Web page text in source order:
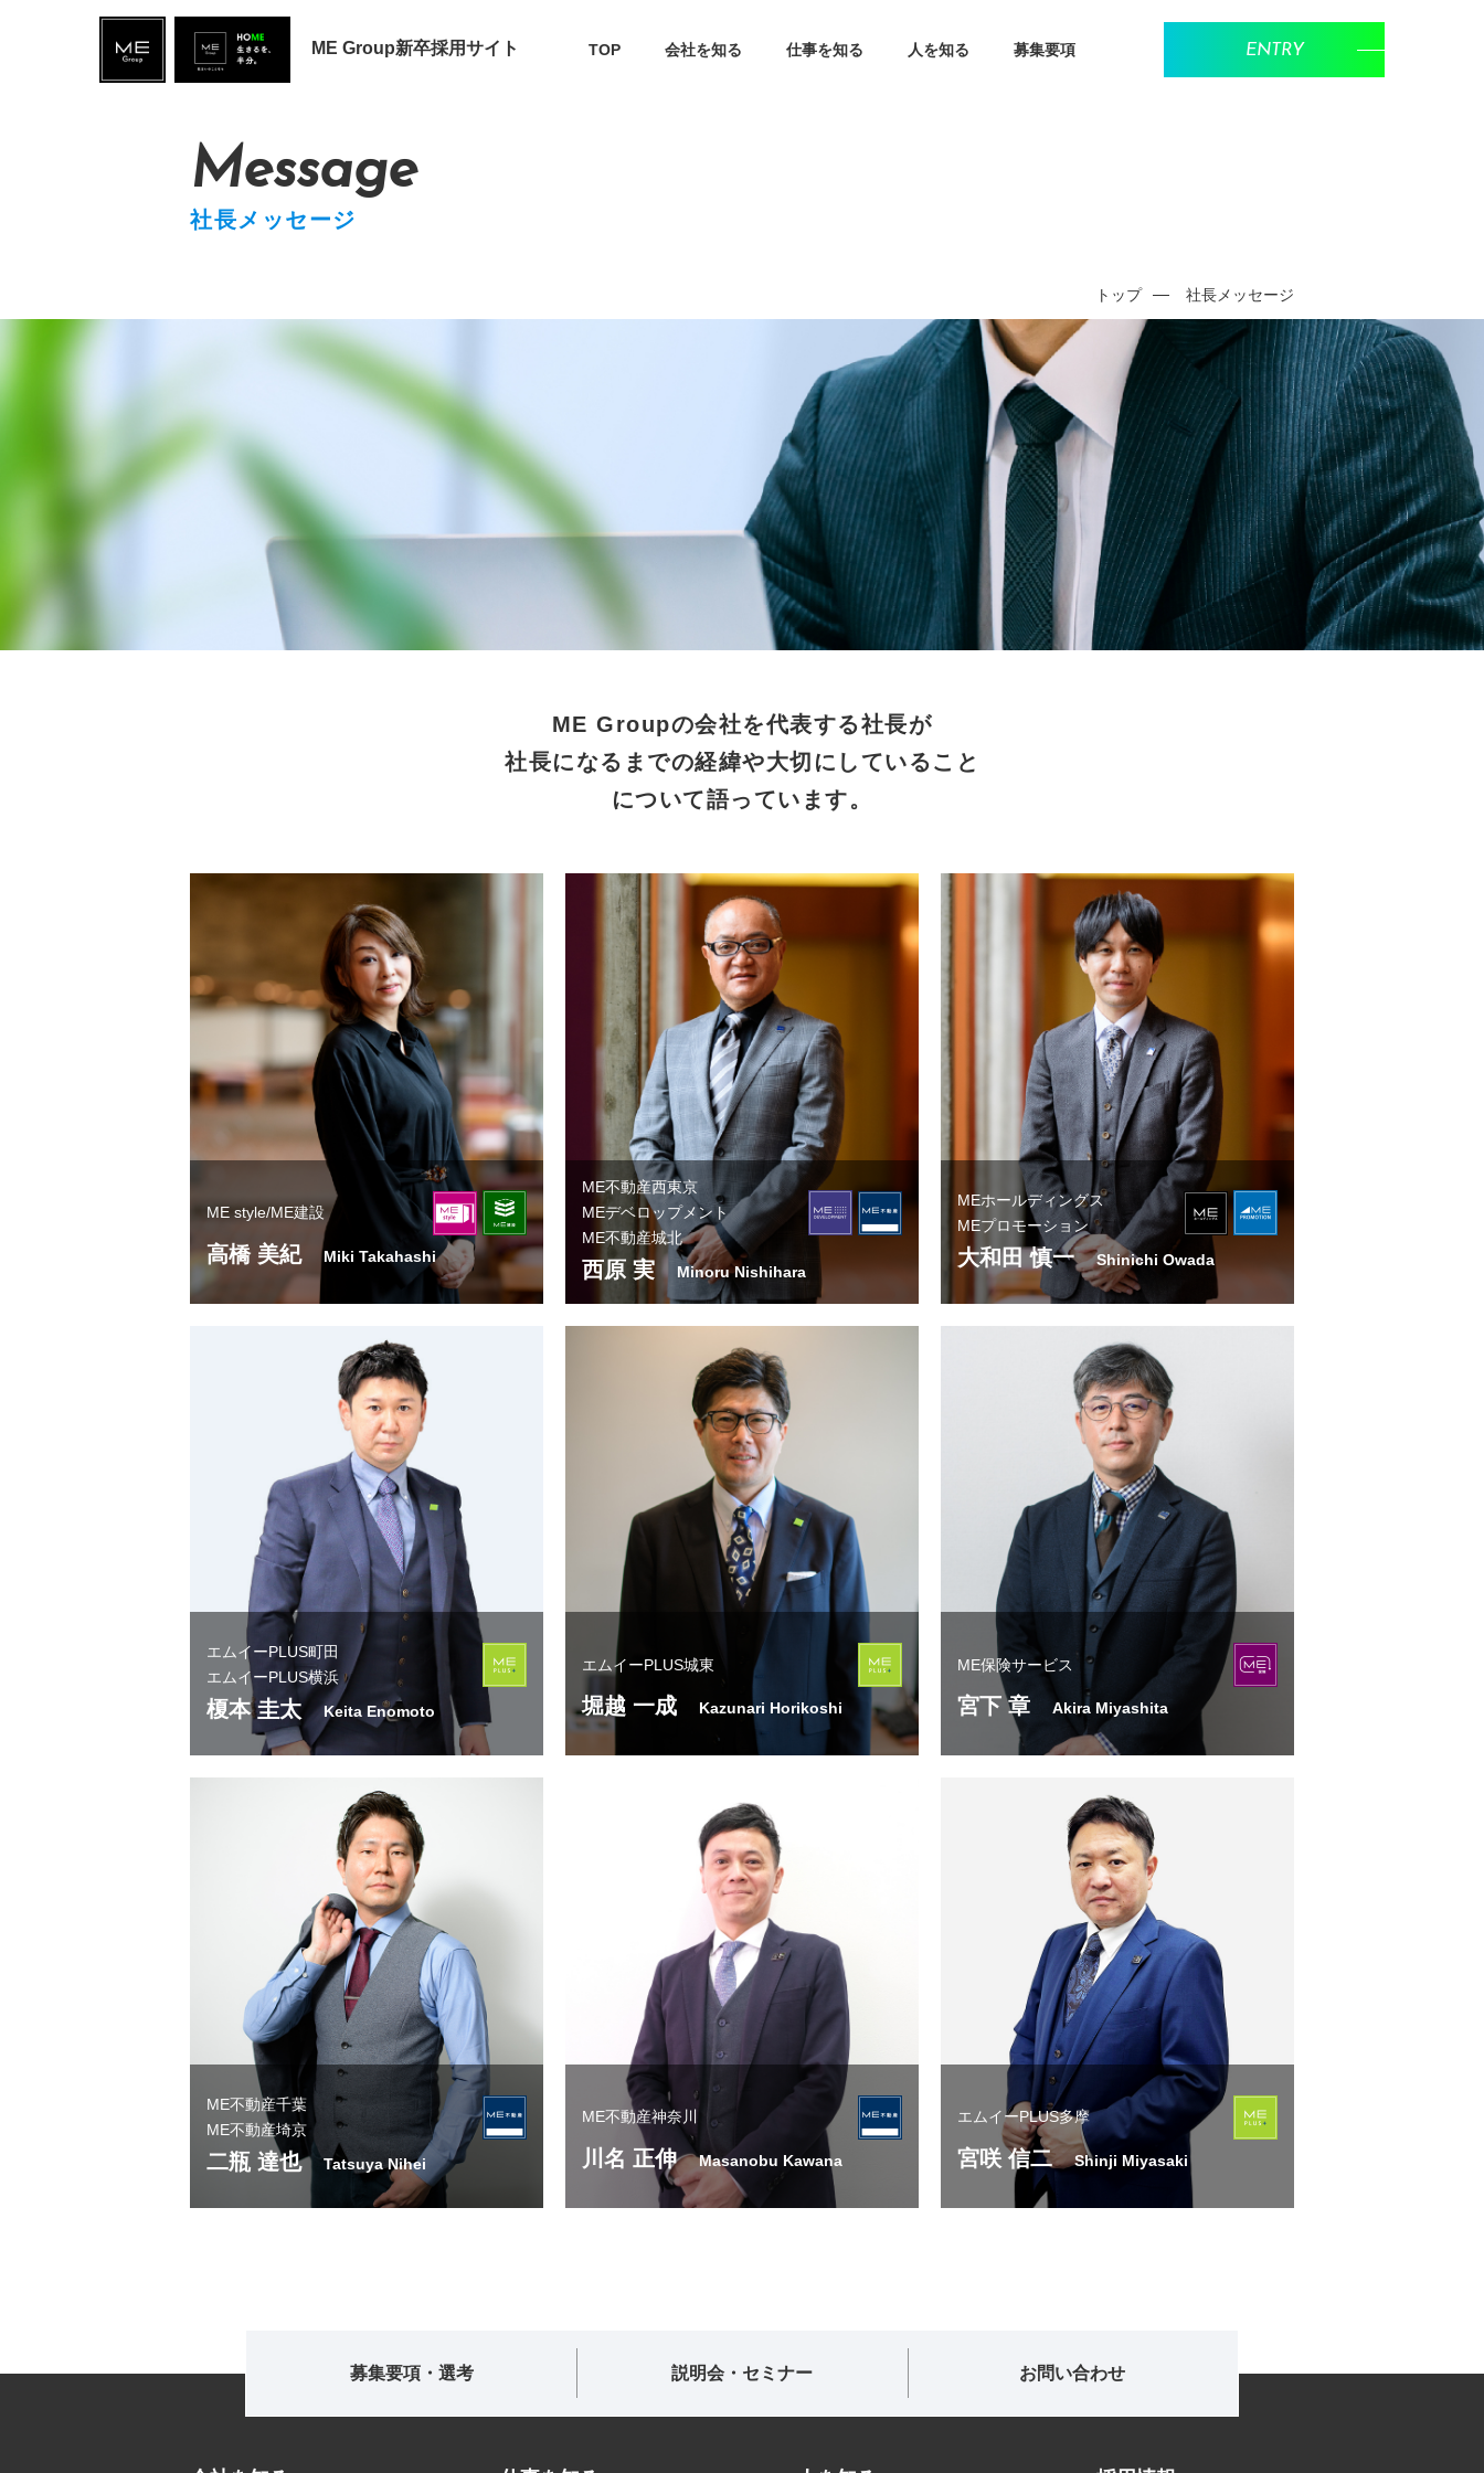
ME Group新卒採用サイト TOP 会社を知る 仕事を知る 人を知る 募集要項 ENTRY
Message
社長メッセージ
トップ 社長メッセージ
ME Groupの会社を代表する社長が
社長になるまでの経緯や大切にしていること
について語っています。
ME style/ME建設
高橋 美紀 Miki Takahashi
ME不動産西東京
MEデベロップメント
ME不動産城北
西原 実 Minoru Nishihara
MEホールディングス
MEプロモーション
大和田 慎一 Shinichi Owada
エムイーPLUS町田
エムイーPLUS横浜
榎本 圭太 Keita Enomoto
エムイーPLUS城東
堀越 一成 Kazunari Horikoshi
ME保険サービス
宮下 章 Akira Miyashita
ME不動産千葉
ME不動産埼京
二瓶 達也 Tatsuya Nihei
ME不動産神奈川
川名 正伸 Masanobu Kawana
エムイーPLUS多摩
宮咲 信二 Shinji Miyasaki
募集要項・選考 説明会・セミナー お問い合わせ